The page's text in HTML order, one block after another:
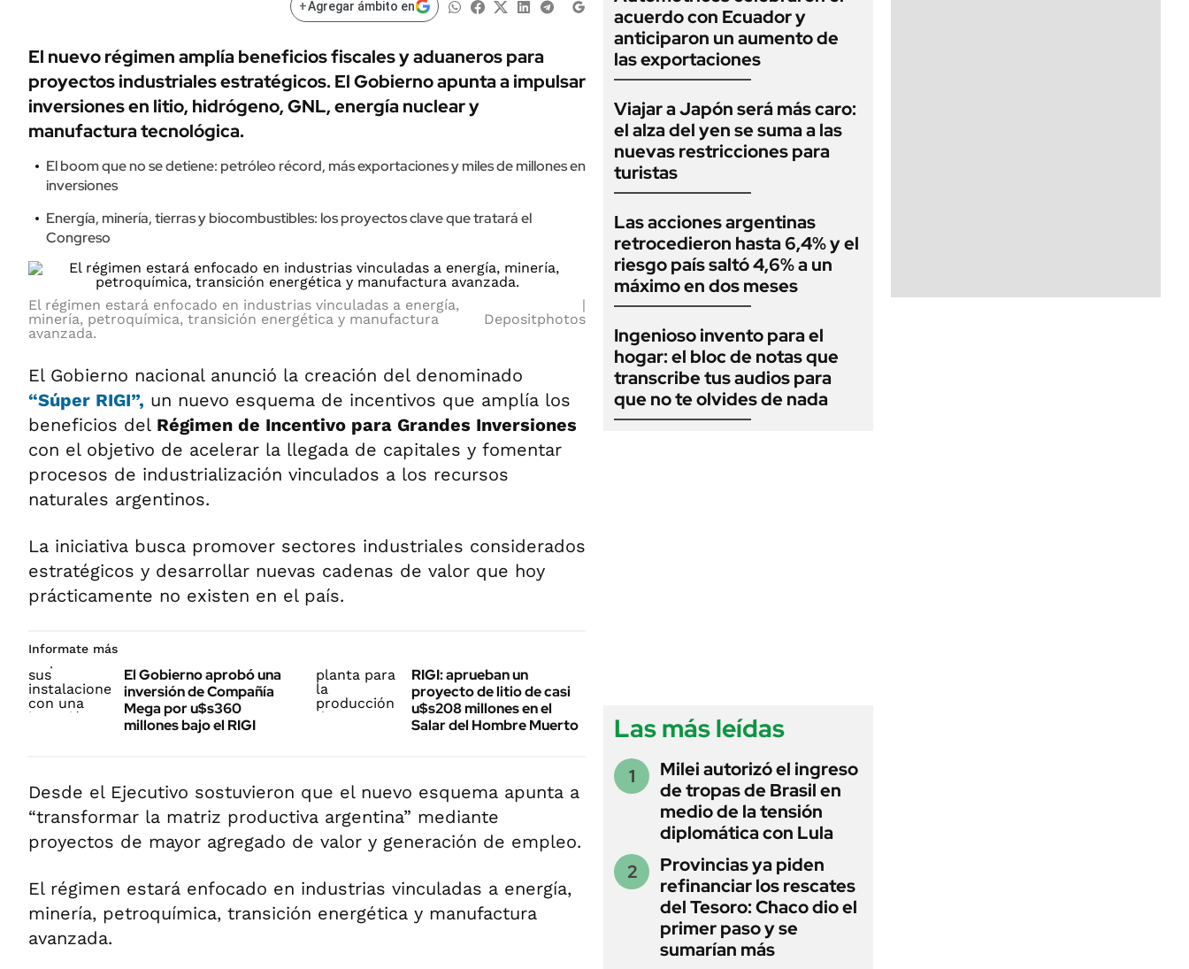
+Agregar ámbito en
El nuevo régimen amplía beneficios fiscales y aduaneros para
proyectos industriales estratégicos. El Gobierno apunta a impulsar
inversiones en litio, hidrógeno, GNL, energía nuclear y
manufactura tecnológica.
El boom que no se detiene: petróleo récord, más exportaciones y miles de millones en
inversiones
Energía, minería, tierras y biocombustibles: los proyectos clave que tratará el
Congreso
El régimen estará enfocado en industrias vinculadas a energía,
minería, petroquímica, transición energética y manufactura
avanzada.
Depositphotos
El Gobierno nacional anunció la creación del denominado
“Súper RIGI”, un nuevo esquema de incentivos que amplía los
beneficios del Régimen de Incentivo para Grandes Inversiones
con el objetivo de acelerar la llegada de capitales y fomentar
procesos de industrialización vinculados a los recursos
naturales argentinos.
La iniciativa busca promover sectores industriales considerados
estratégicos y desarrollar nuevas cadenas de valor que hoy
prácticamente no existen en el país.
Informate más
El Gobierno aprobó una
inversión de Compañía
Mega por u$s360
millones bajo el RIGI
RIGI: aprueban un
proyecto de litio de casi
u$s208 millones en el
Salar del Hombre Muerto
Desde el Ejecutivo sostuvieron que el nuevo esquema apunta a
“transformar la matriz productiva argentina” mediante
proyectos de mayor agregado de valor y generación de empleo.
El régimen estará enfocado en industrias vinculadas a energía,
minería, petroquímica, transición energética y manufactura
avanzada.
acuerdo con Ecuador y
anticiparon un aumento de
las exportaciones
Viajar a Japón será más caro:
el alza del yen se suma a las
nuevas restricciones para
turistas
Las acciones argentinas
retrocedieron hasta 6,4% y el
riesgo país saltó 4,6% a un
máximo en dos meses
Ingenioso invento para el
hogar: el bloc de notas que
transcribe tus audios para
que no te olvides de nada
Las más leídas
Milei autorizó el ingreso
de tropas de Brasil en
medio de la tensión
diplomática con Lula
Provincias ya piden
refinanciar los rescates
del Tesoro: Chaco dio el
primer paso y se
sumarían más